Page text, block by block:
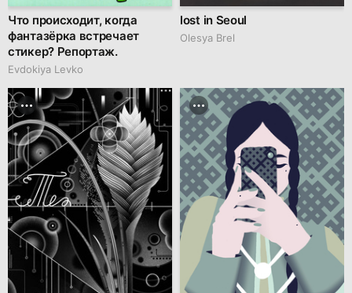
Что происходит, когда
фантазёрка встречает
стикер? Репортаж.
Evdokiya Levko
lost in Seoul
Olesya Brel